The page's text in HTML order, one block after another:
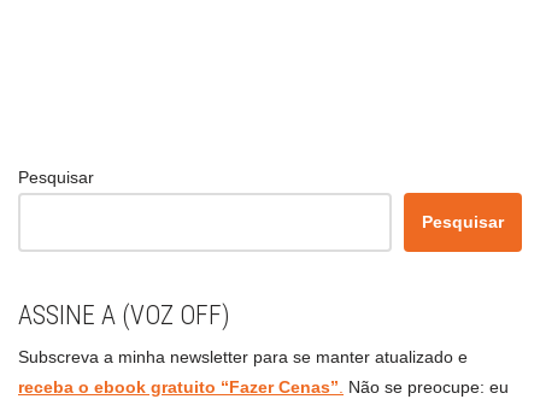
Pesquisar
Pesquisar
ASSINE A (VOZ OFF)
Subscreva a minha newsletter para se manter atualizado e
receba o ebook gratuito “Fazer Cenas”
Não se preocupe: eu